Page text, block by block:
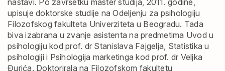
nastavi. Po završetku master studija, 2011. godine,
upisuje doktorske studije na Odeljenju za psihologiju
Filozofskog fakulteta Univerziteta u Beogradu. Tada
biva izabrana u zvanje asistenta na predmetima Uvod u
psihologiju kod prof. dr Stanislava Fajgelja, Statistika u
psihologiji i Psihologija marketinga kod prof. dr Veljka
Đurića. Doktorirala na Filozofskom fakultetu